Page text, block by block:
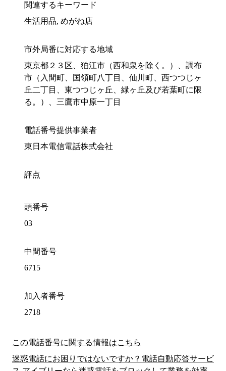
関連するキーワード
生活用品, めがね店
市外局番に対応する地域
東京都２３区、狛江市（西和泉を除く。）、調布
市（入間町、国領町八丁目、仙川町、西つつじヶ
丘二丁目、東つつじヶ丘、緑ヶ丘及び若葉町に限
る。）、三鷹市中原一丁目
電話番号提供事業者
東日本電信電話株式会社
評点
頭番号
03
中間番号
6715
加入者番号
2718
この電話番号に関する情報はこちら
迷惑電話にお困りではないですか？電話自動応答サービ